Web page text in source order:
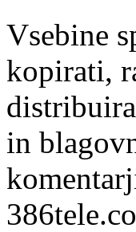
Vsebine
kopirati,
in